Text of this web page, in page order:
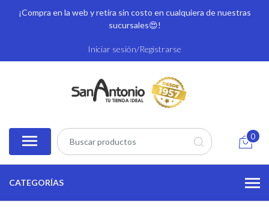
¡Compra en la web y retira sin costo en cualquiera de nuestras
sucursales😍!
Iniciar sesión/Registrarse
0
CATEGORÍAS